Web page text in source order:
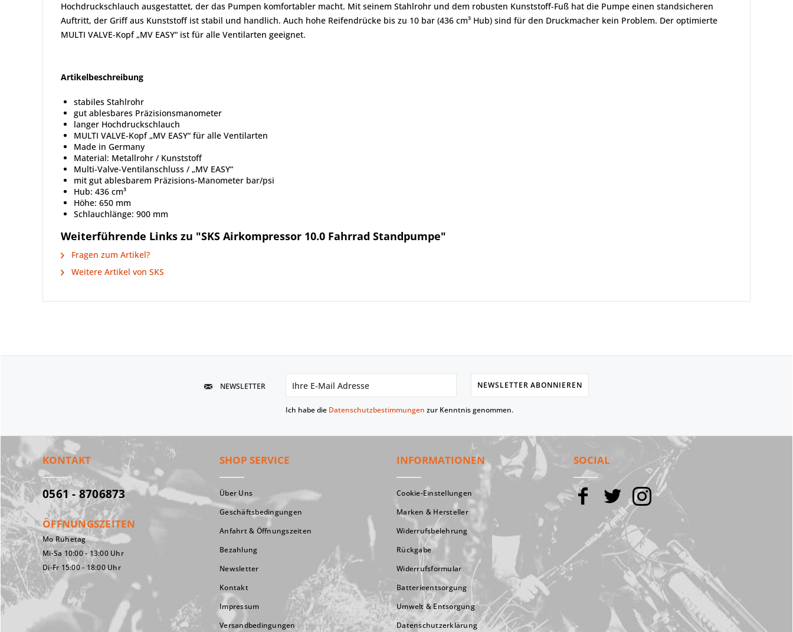
Hochdruckschlauch ausgestattet, der das Pumpen komfortabler macht. Mit seinem Stahlrohr und dem robusten Kunststoff-Fuß hat die Pumpe einen standsicheren
Auftritt, der Griff aus Kunststoff ist stabil und handlich. Auch hohe Reifendrücke bis zu 10 bar (436 cm³ Hub) sind für den Druckmacher kein Problem. Der optimierte
MULTI VALVE-Kopf „MV EASY“ ist für alle Ventilarten geeignet.
Artikelbeschreibung
stabiles Stahlrohr
gut ablesbares Präzisionsmanometer
langer Hochdruckschlauch
MULTI VALVE-Kopf „MV EASY“ für alle Ventilarten
Made in Germany
Material: Metallrohr / Kunststoff
Multi-Valve-Ventilanschluss / „MV EASY“
mit gut ablesbarem Präzisions-Manometer bar/psi
Hub: 436 cm³
Höhe: 650 mm
Schlauchlänge: 900 mm
Weiterführende Links zu "SKS Airkompressor 10.0 Fahrrad Standpumpe"
Fragen zum Artikel?
Weitere Artikel von SKS
NEWSLETTER NEWSLETTER ABONNIEREN
Ich habe die Datenschutzbestimmungen zur Kenntnis genommen.
KONTAKT
0561 - 8706873
ÖFFNUNGSZEITEN
Mo Ruhetag
Mi-Sa 10:00 - 13:00 Uhr
Di-Fr 15:00 - 18:00 Uhr
SHOP SERVICE
Über Uns
Geschäftsbedingungen
Anfahrt & Öffnungszeiten
Bezahlung
Newsletter
Kontakt
Impressum
Versandbedingungen
INFORMATIONEN
Cookie-Einstellungen
Marken & Hersteller
Widerrufsbelehrung
Rückgabe
Widerrufsformular
Batterieentsorgung
Umwelt & Entsorgung
Datenschutzerklärung
SOCIAL